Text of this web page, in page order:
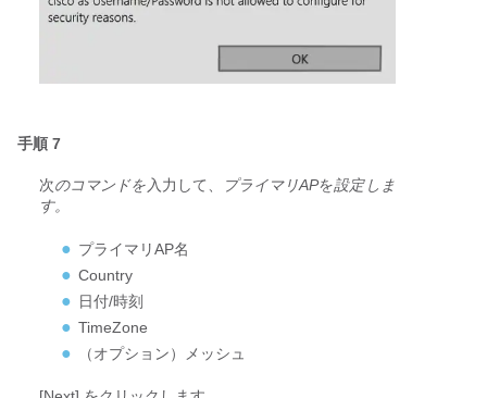
手順 7
次のコマンドを 入力して、 プライマリAPを設定しま
す。
プライマリAP名
Country
日付/時刻
TimeZone
（オプション）
メッシュ